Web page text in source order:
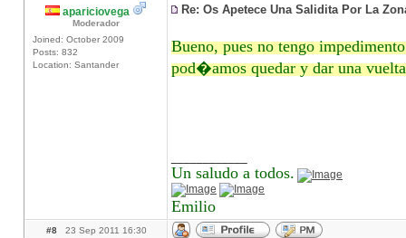
apariciovega
Moderador
Joined: October 2009
Posts: 832
Location: Santander
Re: Os Apetece Una Salidita Por La
Bueno, pues no tengo
pod�amos quedar y dar una
Un saludo a todos.
Emilio
#8 23 Sep 2011 16:30